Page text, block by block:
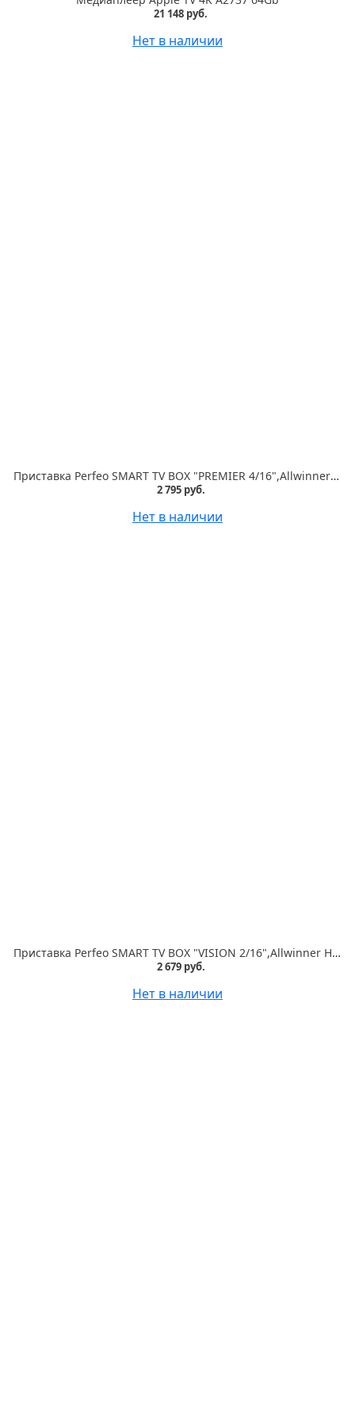
21 148 руб.
Нет в наличии
Приставка Perfeo SMART TV BOX "PREMIER 4/16",Allwinner H618,Android 12, 4Gb/16Gb,Пульт Bluetooth
2 795 руб.
Нет в наличии
Приставка Perfeo SMART TV BOX "VISION 2/16",Allwinner H618,Android 12, 2Gb/16Gb,Пульт Bluetooth
2 679 руб.
Нет в наличии